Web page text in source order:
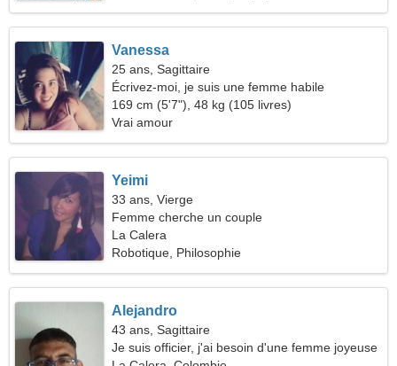
Vanessa
25 ans, Sagittaire
Écrivez-moi, je suis une femme habile
169 cm (5'7"), 48 kg (105 livres)
Vrai amour
Yeimi
33 ans, Vierge
Femme cherche un couple
La Calera
Robotique, Philosophie
Alejandro
43 ans, Sagittaire
Je suis officier, j'ai besoin d'une femme joyeuse